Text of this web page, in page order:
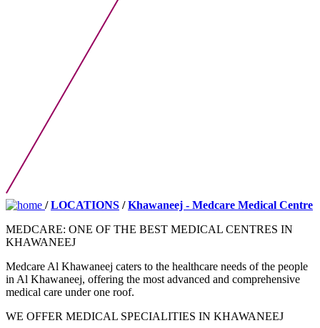
/LOCATIONS /Khawaneej - Medcare Medical Centre
MEDCARE: ONE OF THE BEST MEDICAL CENTRES IN
KHAWANEEJ
Medcare Al Khawaneej caters to the healthcare needs of the people
in Al Khawaneej, offering the most advanced and comprehensive
medical care under one roof.
WE OFFER MEDICAL SPECIALITIES IN KHAWANEEJ